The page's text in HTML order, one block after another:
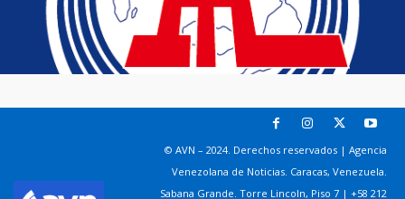
© AVN – 2024. Derechos reservados | Agencia
Venezolana de Noticias. Caracas, Venezuela.
Sabana Grande. Torre Lincoln, Piso 7 | +58 212